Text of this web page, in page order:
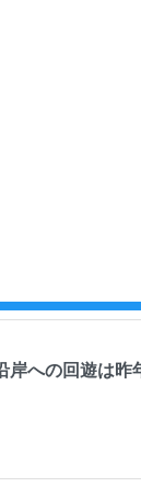
への回遊は昨